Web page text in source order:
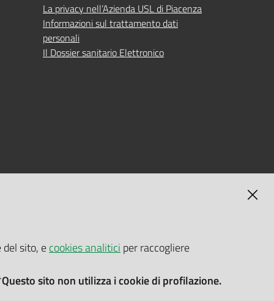
La privacy nell’Azienda USL di Piacenza
Informazioni sul trattamento dati
personali
Il Dossier sanitario Elettronico
Documentazione
sito, ecookies analitici per raccogliere
sito non utilizza i cookie di profilazione.